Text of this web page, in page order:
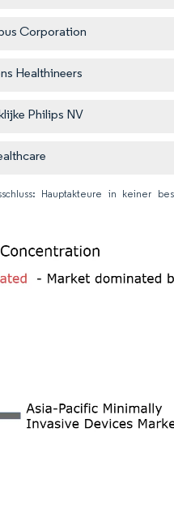
Corporation
Healthineers
Philips NV
Hauptakteure in keiner